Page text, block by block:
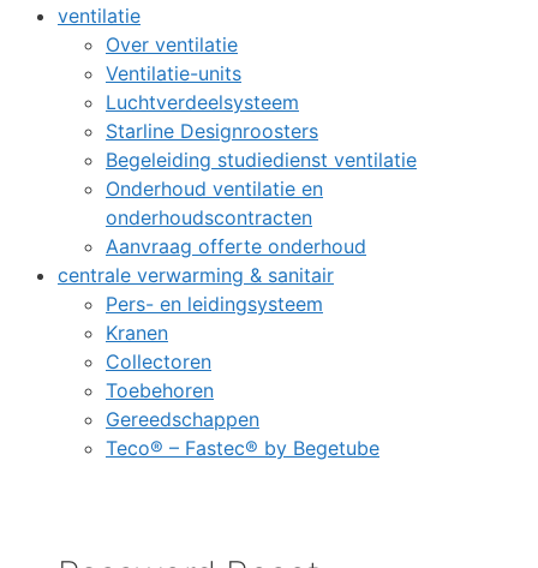
ventilatie
Over ventilatie
Ventilatie-units
Luchtverdeelsysteem
Starline Designroosters
Begeleiding studiedienst ventilatie
Onderhoud ventilatie en
onderhoudscontracten
Aanvraag offerte onderhoud
centrale verwarming & sanitair
Pers- en leidingsysteem
Kranen
Collectoren
Toebehoren
Gereedschappen
Teco® – Fastec® by Begetube